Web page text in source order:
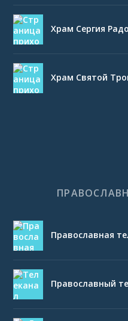
Храм Сергия
Храм Святой
Православная
Православный